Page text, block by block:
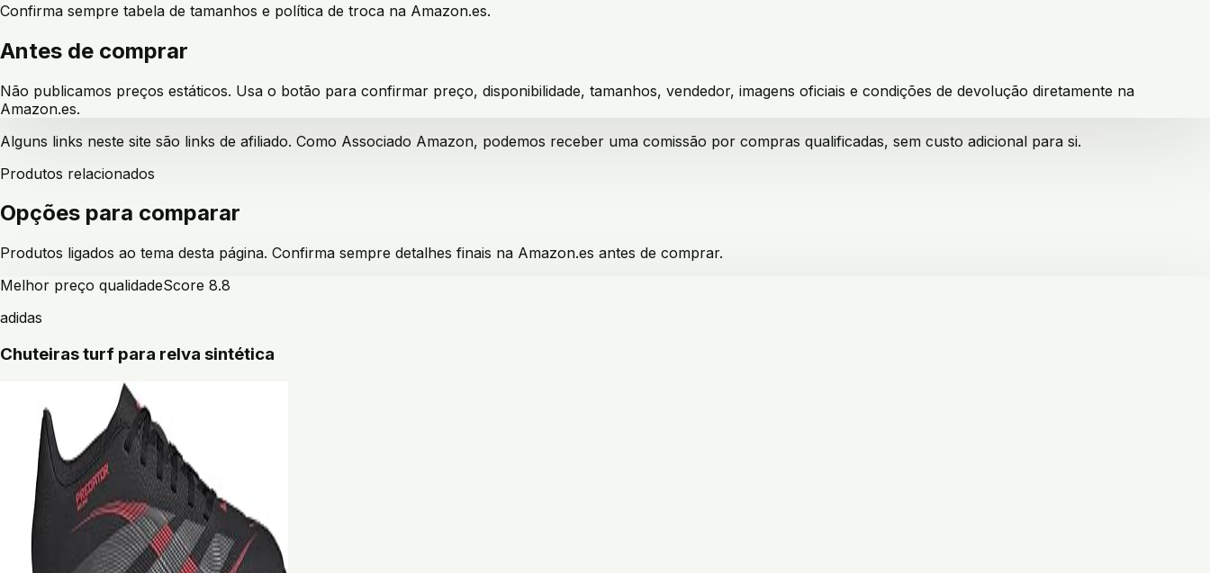
Confirma sempre tabela de tamanhos e política de troca na Amazon.es.
Antes de comprar
Não publicamos preços estáticos. Usa o botão para confirmar preço, disponibilidade, tamanhos, vendedor, imagens oficiais e condições de devolução diretamente na
Amazon.es.
Alguns links neste site são links de afiliado. Como Associado Amazon, podemos receber uma comissão por compras qualificadas, sem custo adicional para si.
Produtos relacionados
Opções para comparar
Produtos ligados ao tema desta página. Confirma sempre detalhes finais na Amazon.es antes de comprar.
Melhor preço qualidadeScore 8.8
adidas
Chuteiras turf para relva sintética